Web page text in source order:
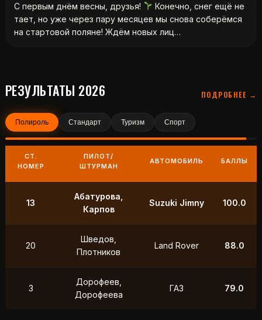
С первым днём весны, друзья!
Конечно, снег ещё не
тает, но уже через пару месяцев мы снова соберёмся
на стартовой поляне! Ждём новых лиц…
РЕЗУЛЬТАТЫ 2026 ПОДРОБНЕЕ →
Полироль Стандарт Туризм Спорт
СТ.
НОМЕР
ПИЛОТ/
ШТУРМАН
АВТОМОБИЛЬ БАЛЛЫ
Маслов, Ходько
Петухов
Фердман